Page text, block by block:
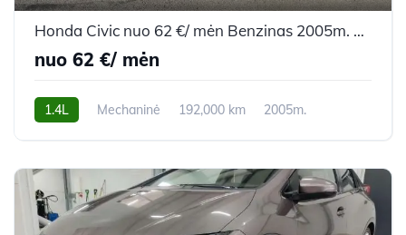
Honda Civic nuo 62 €/ mėn Benzinas 2005m. Hečbekas Mechaninė
nuo 62 €/ mėn
1.4L Mechaninė 192,000 km 2005m.